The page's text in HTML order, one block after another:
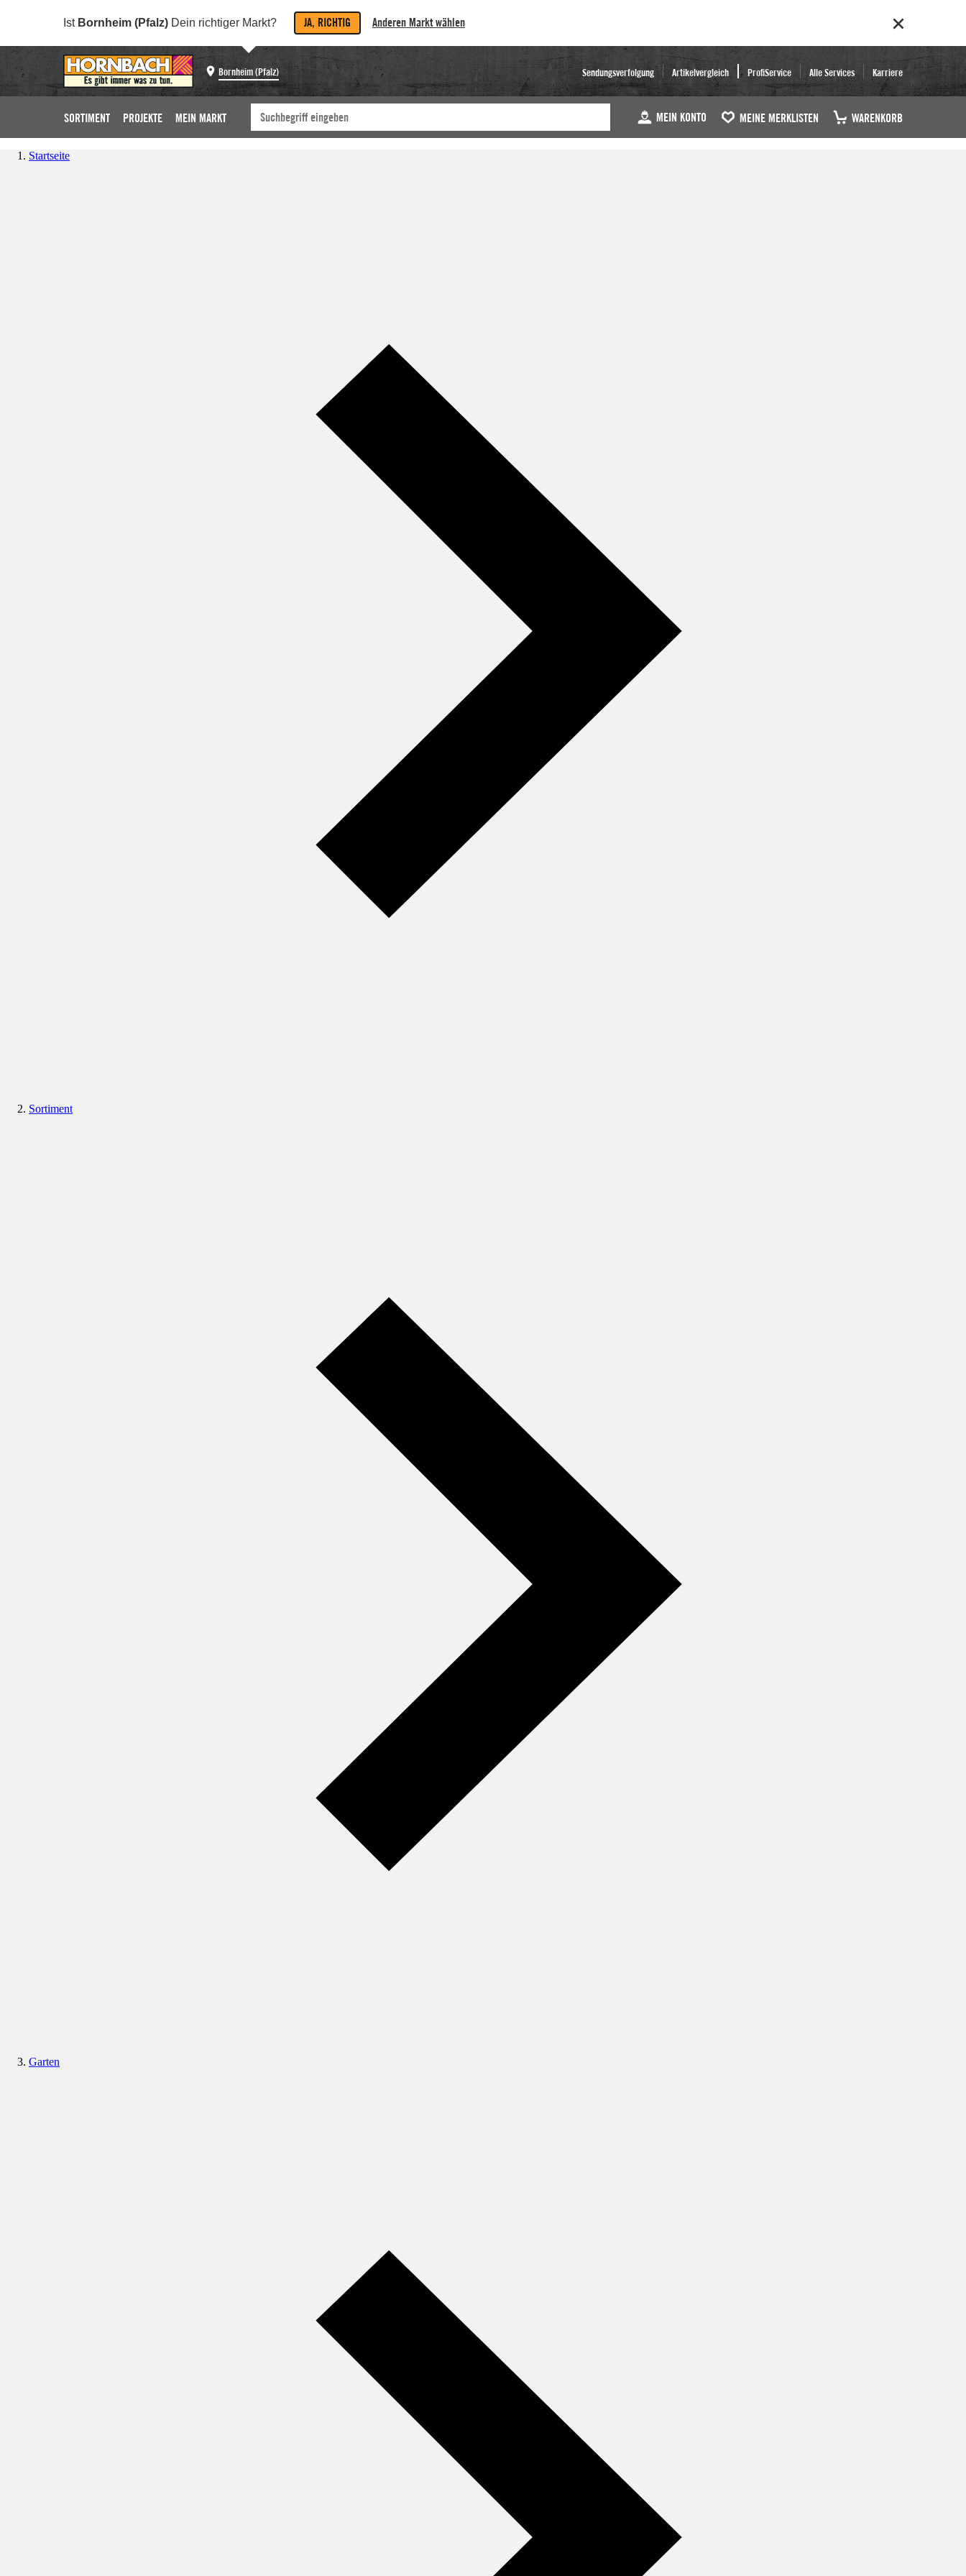
Ist Bornheim (Pfalz) Dein richtiger Markt? JA, RICHTIG Anderen Markt wählen
Bornheim (Pfalz) Sendungsverfolgung Artikelvergleich ProfiService Alle Services Karriere
SORTIMENT PROJEKTE MEIN MARKT MEIN KONTO MEINE MERKLISTEN WARENKORB
Startseite
Sortiment
Garten